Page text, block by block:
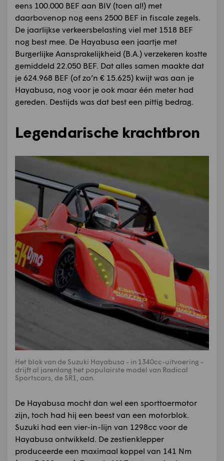
eens 100.000 BEF aan BIV (toen al!) met
daarbovenop nog eens 2500 BEF in fiscale zegels.
De jaarlijkse verkeersbelasting viel met 1518 BEF
nog best mee. De Hayabusa een jaartje met
Burgerlijke Aansprakelijkheid (B.A.) verzekeren kostte
gemiddeld 22.050 BEF. Dat alles samen maakte dat
je 624.968 BEF (of zo’n € 15.625) kwijt was aan je
Hayabusa, nog voor je ook maar één meter had
gereden. Destijds was dat best een pittig bedrag.
Legendarische krachtbron
Het blok van de Suzuki Hayabusa - in 1340cc-uitvoering -
drijft al jarenlang het populairste model van Radical
Sportscars, de SR1, aan.
De Hayabusa mocht dan wel een sporttoermotor
zijn, toch had hij een beest van een motorblok.
Suzuki had een vier-in-lijn van 1298cc voor de
Hayabusa ontwikkeld. De zestienklepper
produceerde een maximaal koppel van 141 Nm